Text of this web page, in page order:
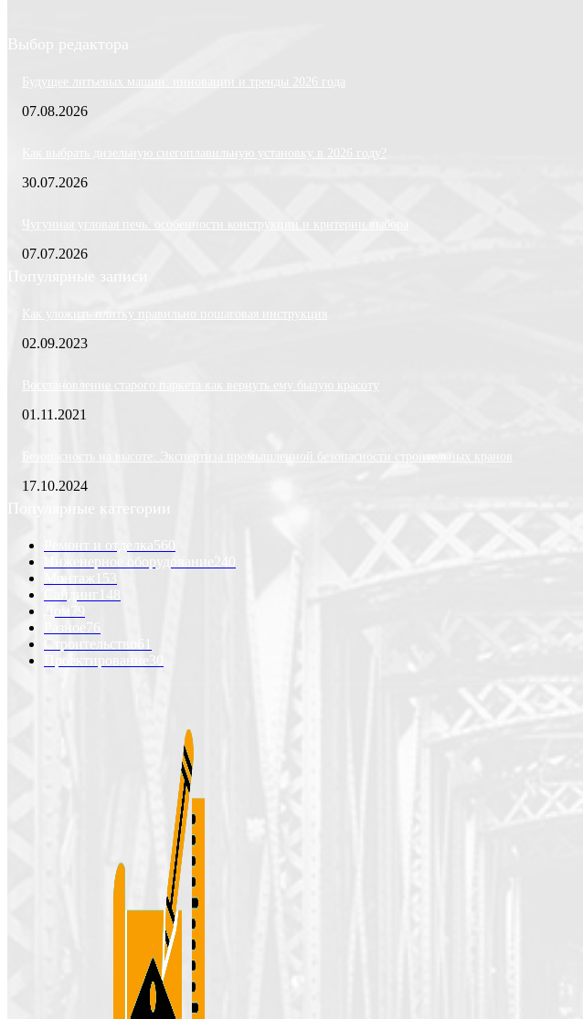
Выбор редактора
Будущее литьевых машин: инновации и тренды 2026 года
07.08.2026
Как выбрать дизельную снегоплавильную установку в 2026 году?
30.07.2026
Чугунная угловая печь: особенности конструкции и критерии выбора
07.07.2026
Популярные записи
Как уложить плитку правильно пошаговая инструкция
02.09.2023
Восстановление старого паркета как вернуть ему былую красоту
01.11.2021
Безопасность на высоте: Экспертиза промышленной безопасности строительных кранов
17.10.2024
Популярные категории
Ремонт и отделка560
Инженерное оборудование
Монтаж
153
Сайдинг
148
Разное
76
Строительство
Проектирование 30